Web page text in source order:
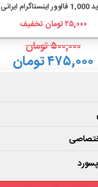
1,000 فالوور اینستاگرام ایرانی
۲۵,۰۰۰تومان تخفیف
۵۰۰,۰۰۰تومان
۴۷۵,۰۰۰ تومان